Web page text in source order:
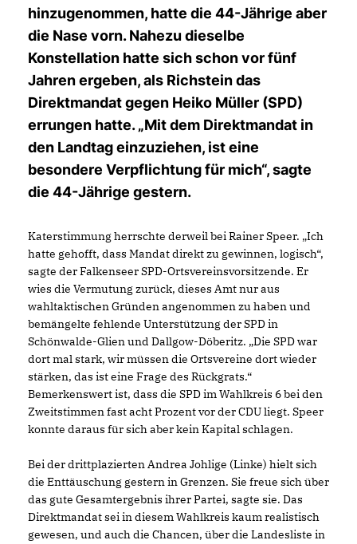
hinzugenommen, hatte die 44-Jährige aber
die Nase vorn. Nahezu dieselbe
Konstellation hatte sich schon vor fünf
Jahren ergeben, als Richsteindas
Direktmandat gegen Heiko Müller (SPD)
errungen hatte. „Mit dem Direktmandat in
den Landtag einzuziehen, ist eine
besondere Verpflichtung für mich“, sagte
die 44-Jährige gestern.
Katerstimmung herrschte derweil bei Rainer Speer. „Ich
hatte gehofft, dass Mandat direkt zu gewinnen, logisch“,
sagte der Falkenseer SPD-Ortsvereinsvorsitzende. Er
wies die Vermutung zurück, dieses Amt nur aus
wahltaktischen Gründen angenommen zu haben und
bemängelte fehlende Unterstützung der SPD in
Schönwalde-Glien und Dallgow-Döberitz. „Die SPD war
dort mal stark, wir müssen die Ortsvereine dort wieder
stärken, das ist eine Frage des Rückgrats.“
Bemerkenswert ist, dass die SPD im Wahlkreis 6 bei den
Zweitstimmen fast acht Prozent vor der CDU liegt. Speer
konnte daraus für sich aber kein Kapital schlagen.
Bei der drittplazierten Andrea Johlige (Linke) hielt sich
die Enttäuschung gestern in Grenzen. Sie freue sich über
das gute Gesamtergebnis ihrer Partei, sagte sie. Das
Direktmandat sei in diesem Wahlkreis kaum realistisch
gewesen, und auch die Chancen, über die Landesliste in